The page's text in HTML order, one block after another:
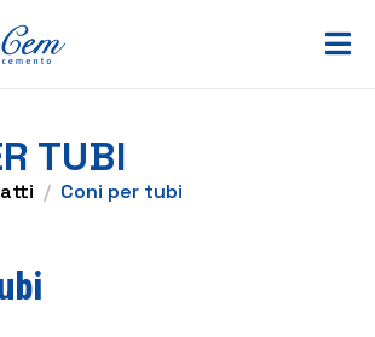
TUBI
Coni per tubi